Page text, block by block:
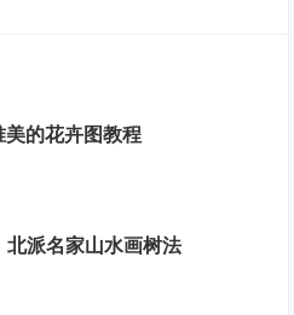
美的花卉图教程
派名家山水画树法